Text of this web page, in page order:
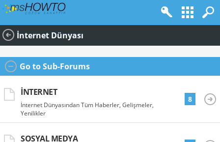
İnternet Dünyası
Go to Sub-Forums
İNTERNET
İnternet Dünyasından Tüm Haberler, Gelişmeler,
Yenilikler
8
SOSYAL MEDYA